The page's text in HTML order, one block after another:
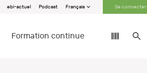
ebi-actuel Podcast Français Se connecter
Formation continue